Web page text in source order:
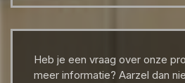
Heb je een vraag over onze
meer informatie? Aarzel dan